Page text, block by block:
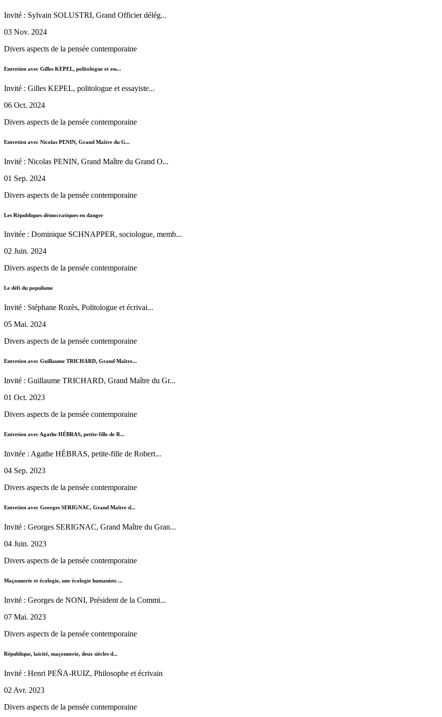
Invité : Sylvain SOLUSTRI, Grand Officier délég...
03 Nov. 2024
Divers aspects de la pensée contemporaine
Entretien avec Gilles KEPEL, politologue et ess...
Invité : Gilles KEPEL, politologue et essayiste...
06 Oct. 2024
Divers aspects de la pensée contemporaine
Entretien avec Nicolas PENIN, Grand Maître du G...
Invité : Nicolas PENIN, Grand Maître du Grand O...
01 Sep. 2024
Divers aspects de la pensée contemporaine
Les Républiques démocratiques en danger
Invitée : Dominique SCHNAPPER, sociologue, memb...
02 Juin. 2024
Divers aspects de la pensée contemporaine
Le défi du populisme
Invité : Stéphane Rozès, Politologue et écrivai...
05 Mai. 2024
Divers aspects de la pensée contemporaine
Entretien avec Guillaume TRICHARD, Grand Maître...
Invité : Guillaume TRICHARD, Grand Maître du Gr...
01 Oct. 2023
Divers aspects de la pensée contemporaine
Entretien avec Agathe HÉBRAS, petite-fille de R...
Invitée : Agathe HÉBRAS, petite-fille de Robert...
04 Sep. 2023
Divers aspects de la pensée contemporaine
Entretien avec Georges SERIGNAC, Grand Maître d...
Invité : Georges SERIGNAC, Grand Maître du Gran...
04 Juin. 2023
Divers aspects de la pensée contemporaine
Maçonnerie et écologie, une écologie humaniste ...
Invité : Georges de NONI, Président de la Commi...
07 Mai. 2023
Divers aspects de la pensée contemporaine
République, laïcité, maçonnerie, deux siècles d...
Invité : Henri PEÑA-RUIZ, Philosophe et écrivain
02 Avr. 2023
Divers aspects de la pensée contemporaine